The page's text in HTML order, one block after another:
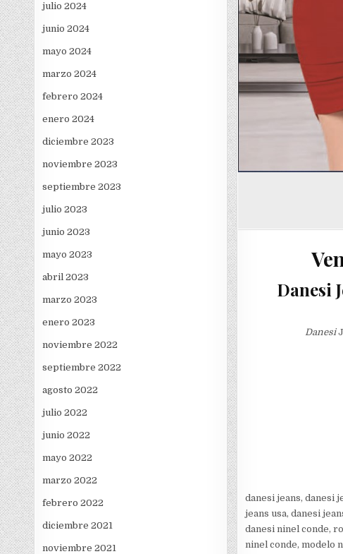
julio 2024
junio 2024
mayo 2024
marzo 2024
febrero 2024
enero 2024
diciembre 2023
noviembre 2023
septiembre 2023
julio 2023
junio 2023
mayo 2023
abril 2023
marzo 2023
enero 2023
noviembre 2022
septiembre 2022
agosto 2022
julio 2022
junio 2022
mayo 2022
marzo 2022
febrero 2022
diciembre 2021
noviembre 2021
Danesi
Danesi
danesi jeans, danesi
jeans usa, danesi
danesi ninel conde,
ninel conde, modelo